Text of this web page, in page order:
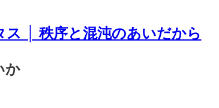
ス │ 秩序と混沌のあいだから
か